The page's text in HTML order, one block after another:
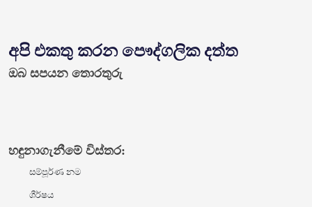
අපි එකතු කරන පෞද්ගලික දත්ත
ඔබ සපයන තොරතුරු
හඳුනාගැනීමේ විස්තර:
සම්පූර්ණ නම
ශීර්ෂය